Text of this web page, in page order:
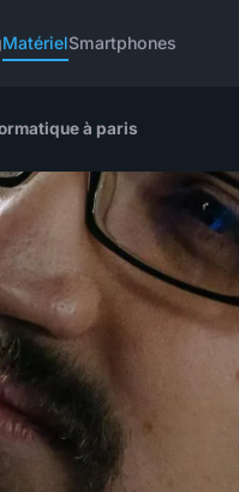
MatérielSmartphones
à paris